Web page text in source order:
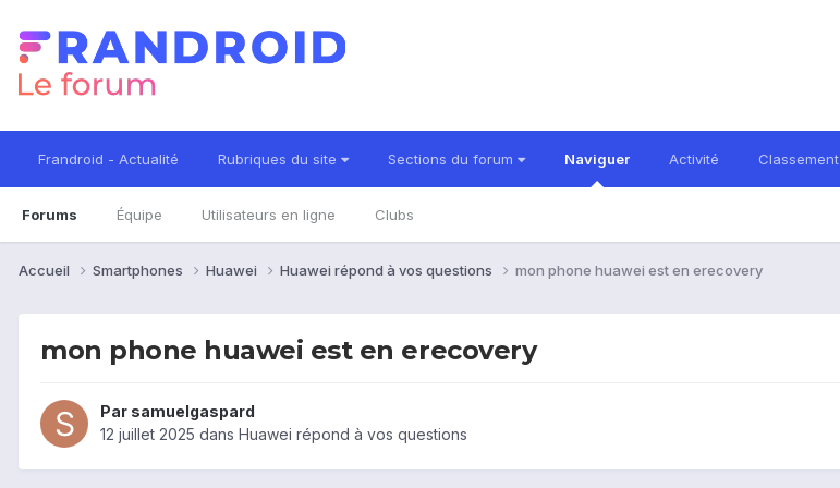
Frandroid - Actualité Rubriques du site Sections du forum Naviguer
Forums Équipe Utilisateurs en ligne Clubs
Activité Classement
Accueil Smartphones Huawei Huawei répond à vos questions mon phone huawei est en erecovery
mon phone huawei est en erecovery
Par samuelgaspard
12 juillet 2025 dans Huawei répond à vos questions